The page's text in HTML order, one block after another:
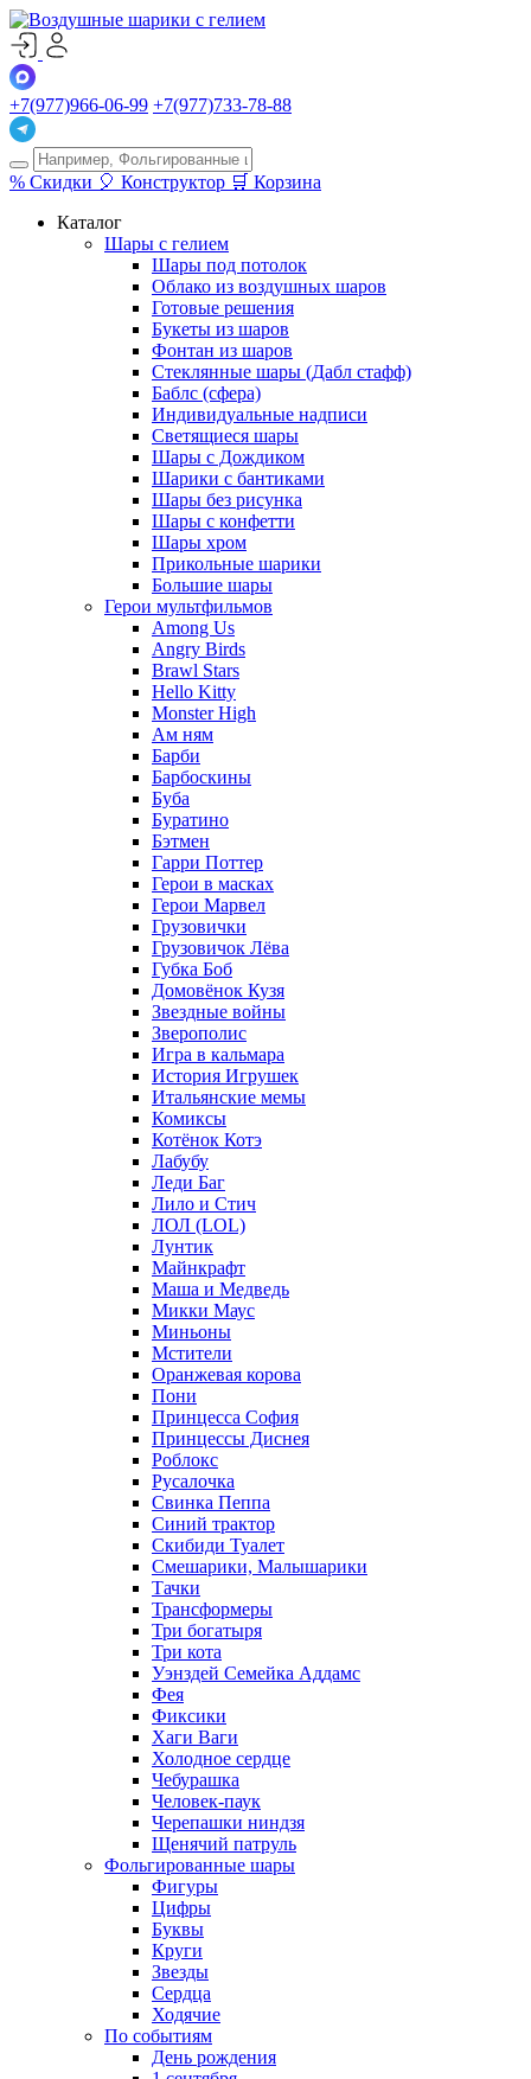
+7(977)966-06-99 +7(977)733-78-88
% Скидки 🎈 Конструктор 🛒 Корзина
Каталог
Шары с гелием
Шары под потолок
Облако из воздушных шаров
Готовые решения
Букеты из шаров
Фонтан из шаров
Стеклянные шары (Дабл стафф)
Баблс (сфера)
Индивидуальные надписи
Светящиеся шары
Шары с Дождиком
Шарики с бантиками
Шары без рисунка
Шары с конфетти
Шары хром
Прикольные шарики
Большие шары
Герои мультфильмов
Among Us
Angry Birds
Brawl Stars
Hello Kitty
Monster High
Ам ням
Барби
Барбоскины
Буба
Буратино
Бэтмен
Гарри Поттер
Герои в масках
Герои Марвел
Грузовички
Грузовичок Лёва
Губка Боб
Домовёнок Кузя
Звездные войны
Зверополис
Игра в кальмара
История Игрушек
Итальянские мемы
Комиксы
Котёнок Котэ
Лабубу
Леди Баг
Лило и Стич
ЛОЛ (LOL)
Лунтик
Майнкрафт
Маша и Медведь
Микки Маус
Миньоны
Мстители
Оранжевая корова
Пони
Принцесса София
Принцессы Диснея
Роблокс
Русалочка
Свинка Пеппа
Синий трактор
Скибиди Туалет
Смешарики, Малышарики
Тачки
Трансформеры
Три богатыря
Три кота
Уэнздей Семейка Аддамс
Фея
Фиксики
Хаги Ваги
Холодное сердце
Чебурашка
Человек-паук
Черепашки ниндзя
Щенячий патруль
Фольгированные шары
Фигуры
Цифры
Буквы
Круги
Звезды
Сердца
Ходячие
По событиям
День рождения